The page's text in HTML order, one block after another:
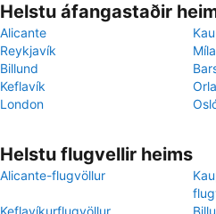
Helstu áfangastaðir
Alicante
Reykjavík
Billund
Keflavík
London
Helstu flugvellir heims
Alicante-flugvöllur
Keflavíkurflugvöllur